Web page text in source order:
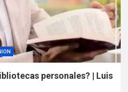
personales? | Luis